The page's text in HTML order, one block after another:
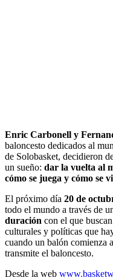
Enric Carbonell y
baloncesto dedicados al
de Solobasket, decidieron
un sueño: dar la vuelta al
cómo se juega y cómo se
El próximo día 20 de
todo el mundo a través de
duración con el que
culturales y políticas que
cuando un balón comienza
transmite el baloncesto.
Desde la web